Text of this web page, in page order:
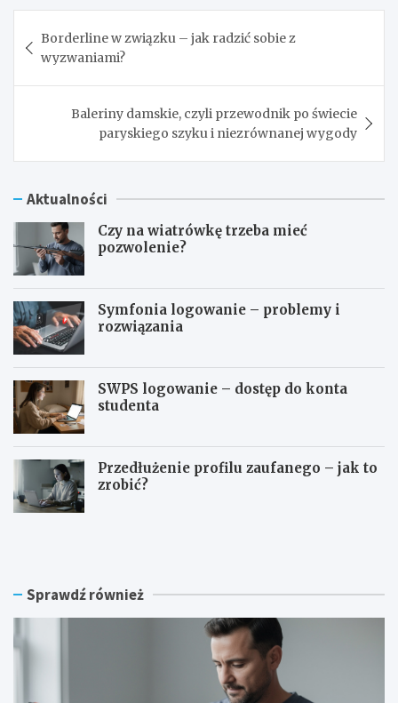
wpisu
Borderline w związku – jak radzić sobie z
wyzwaniami?
Baleriny damskie, czyli przewodnik po świecie
paryskiego szyku i niezrównanej wygody
Aktualności
Czy na wiatrówkę trzeba mieć
pozwolenie?
Symfonia logowanie – problemy i
rozwiązania
SWPS logowanie – dostęp do konta
studenta
Przedłużenie profilu zaufanego – jak to
zrobić?
C
w
t
S
n
l
Sprawdź również